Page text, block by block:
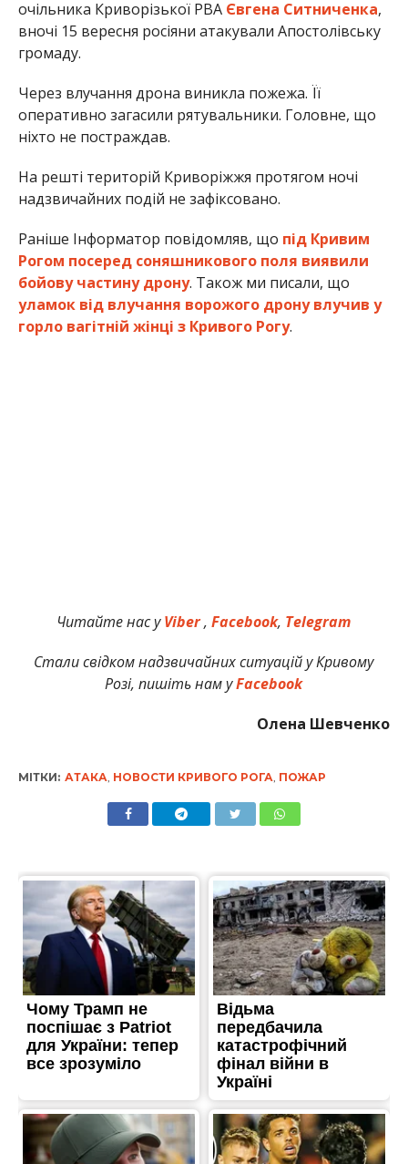
очільника Криворізької РВА Євгена Ситниченка,
вночі 15 вересня росіяни атакували Апостолівську
громаду.
Через влучання дрона виникла пожежа. Її
оперативно загасили рятувальники. Головне, що
ніхто не постраждав.
На решті територій Криворіжжя протягом ночі
надзвичайних подій не зафіксовано.
Раніше Інформатор повідомляв, що під Кривим
Рогом посеред соняшникового поля виявили
бойову частину дрону. Також ми писали, що
уламок від влучання ворожого дрону влучив у
горло вагітній жінці з Кривого Рогу.
Читайте нас уViber,Facebook, Telegram
Стали свідком надзвичайних ситуацій у Кривому
Розі, пишіть нам уFacebook
Олена Шевченко
МІТКИ: АТАКА НОВОСТИ КРИВОГО РОГА ПОЖАР